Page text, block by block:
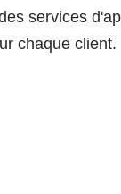
services
chaque client.